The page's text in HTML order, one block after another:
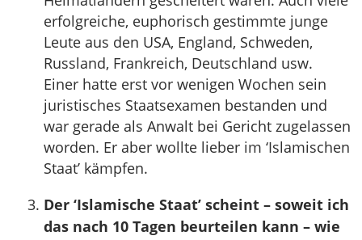
erfolgreiche, euphorisch gestimmte junge
Leute aus den USA, England, Schweden,
Russland, Frankreich, Deutschland usw.
Einer hatte erst vor wenigen Wochen sein
juristisches Staatsexamen bestanden und
war gerade als Anwalt bei Gericht zugelassen
worden. Er aber wollte lieber im ‘Islamischen
Staat’ kämpfen.
Der ‘Islamische Staat’ scheint – soweit ich
das nach 10 Tagen beurteilen kann – wie